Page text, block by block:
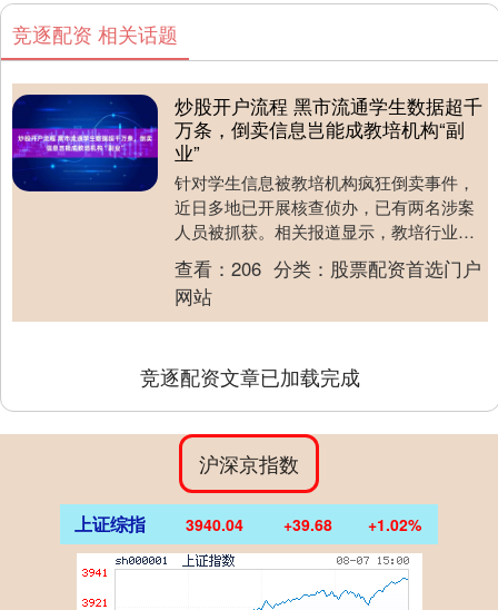
竞逐配资 相关话题
炒股开户流程 黑市流通学生数据超千
万条，倒卖信息岂能成教培机构“副
业”
针对学生信息被教培机构疯狂倒卖事件，
近日多地已开展核查侦办，已有两名涉案
人员被抓获。相关报道显示，教培行业已
成为学生信息泄露高发领域炒股开户流
程，在黑市流通的学....
查看： 206 分类： 股票配资首选门户
网站
竞逐配资文章已加载完成
沪深京指数
上证综指 3940.04 +39.68 +1.02%